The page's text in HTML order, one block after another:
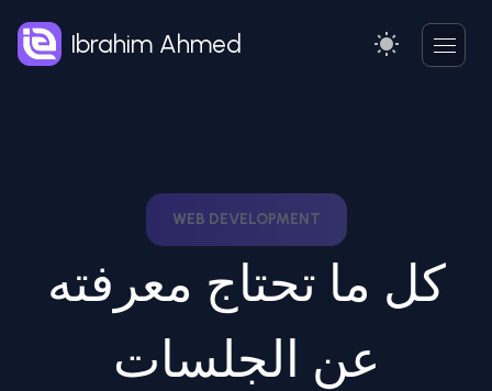
Ibrahim Ahmed
WEB DEVELOPMENT
كل ما تحتاج معرفته
عن الجلسات